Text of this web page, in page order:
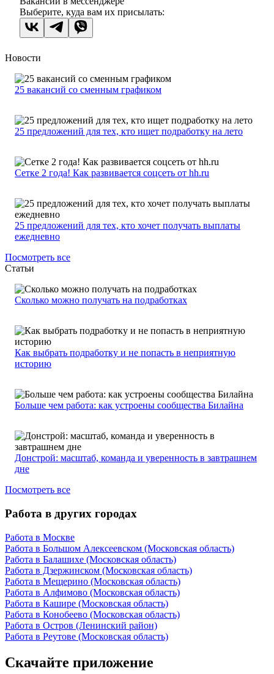
Выберите, куда вам их присылать:
Новости
25 вакансий со сменным графиком
25 предложений для тех, кто ищет подработку на лето
Сетке 2 года! Как развивается соцсеть от hh.ru
25 предложений для тех, кто хочет получать выплаты
ежедневно
Посмотреть все
Статьи
Сколько можно получать на подработках
Как выбрать подработку и не попасть в неприятную
историю
Больше чем работа: как устроены сообщества Билайна
Донстрой: масштаб, команда и уверенность в завтрашнем
дне
Посмотреть все
Работа в других городах
Работа в Москве
Работа в Большом Алексеевском (Московская область)
Работа в Балашихе (Московская область)
Работа в Дзержинском (Московская область)
Работа в Мещерино (Московская область)
Работа в Алфимово (Московская область)
Работа в Кашире (Московская область)
Работа в Конобеево (Московская область)
Работа в Остров (Ленинский район)
Работа в Реутове (Московская область)
Скачайте приложение